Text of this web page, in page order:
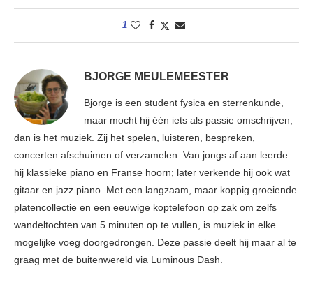
1
BJORGE MEULEMEESTER
Bjorge is een student fysica en sterrenkunde,
maar mocht hij één iets als passie omschrijven,
dan is het muziek. Zij het spelen, luisteren, bespreken,
concerten afschuimen of verzamelen. Van jongs af aan leerde
hij klassieke piano en Franse hoorn; later verkende hij ook wat
gitaar en jazz piano. Met een langzaam, maar koppig groeiende
platencollectie en een eeuwige koptelefoon op zak om zelfs
wandeltochten van 5 minuten op te vullen, is muziek in elke
mogelijke voeg doorgedrongen. Deze passie deelt hij maar al te
graag met de buitenwereld via Luminous Dash.